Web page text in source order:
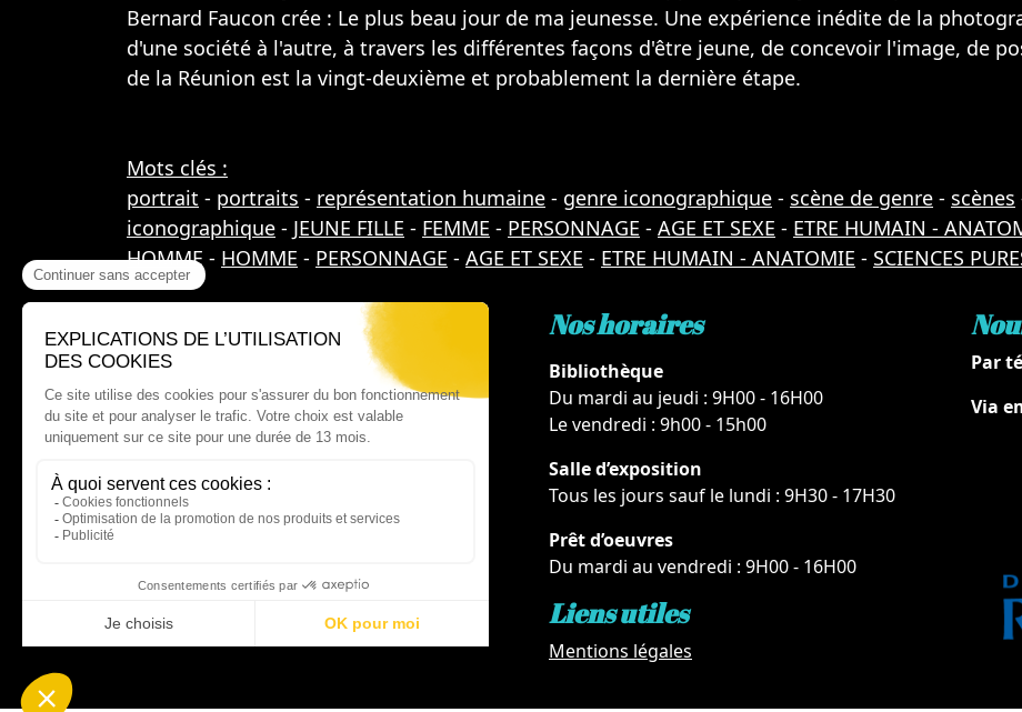
Bernard Faucon crée : Le plus beau jour de ma jeunesse. Une expérience inédite de la
d'une société à l'autre, à travers les différentes façons d'être jeune, de concevoir l'image, de
de la Réunion est la vingt-deuxième et probablement la dernière étape.
Mots clés :
portrait - portraits - représentation humaine - genre iconographique - scène de genre - scènes
iconographique - JEUNE FILLE - FEMME - PERSONNAGE - AGE ET SEXE - ETRE HUMAIN -
HOMME - HOMME - PERSONNAGE - AGE ET SEXE - ETRE HUMAIN - ANATOMIE - SCIENCES
Où nous trouver ?
60 rue Victor Le Vigoureux,
97410 Saint Pierre
Nos horaires
Bibliothèque
Du mardi au jeudi : 9H00 - 16H00
Le vendredi : 9h00 - 15h00
Salle d’exposition
Tous les jours sauf le lundi : 9H30 - 17H30
Prêt d’oeuvres
Du mardi au vendredi : 9H00 - 16H00
Liens utiles
Mentions légales
Par
Via